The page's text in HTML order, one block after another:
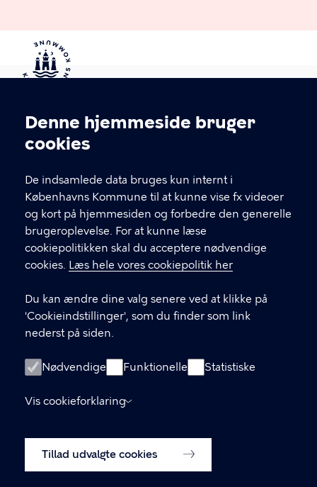
Cookieindstillinger
Denne hjemmeside bruger
cookies
De indsamlede data bruges kun internt i
Københavns Kommune til at kunne vise fx videoer
og kort på hjemmesiden og forbedre den generelle
brugeroplevelse. For at kunne læse
cookiepolitikken skal du acceptere nødvendige
cookies. Læs hele vores cookiepolitik her
Du kan ændre dine valg senere ved at klikke på
'Cookieindstillinger', som du finder som link
nederst på siden.
Nødvendige Funktionelle Statistiske
Vis cookieforklaring
Tillad udvalgte cookies
KONTAKT
Din Sociale Indgang - Voksne
Her finder du din Sociale Indgang, hvis du er
over 18 år eller er bekymret for en anden
borger over 18 år.
Din Sociale Indgang - Børn
under 18 år eller er forældre/værge for et barn
under 18 år.
Selvbetjeningsløsninger
Nyhedsbrev